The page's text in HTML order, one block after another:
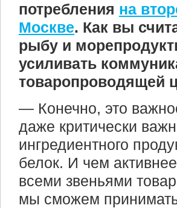
потребления на
Москве. Как вы
рыбу и
усиливать
товаропроводящей
— Конечно, это
даже критически
ингредиентного
белок. И чем
всеми звеньями
мы сможем